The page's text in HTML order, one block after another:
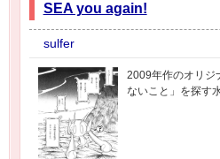
SEA you again!
sulfer
2009年作のオリジ
ないこと」を探す